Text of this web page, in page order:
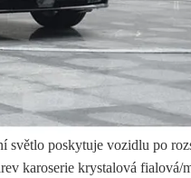
světlo poskytuje vozidlu po
karoserie krystalová